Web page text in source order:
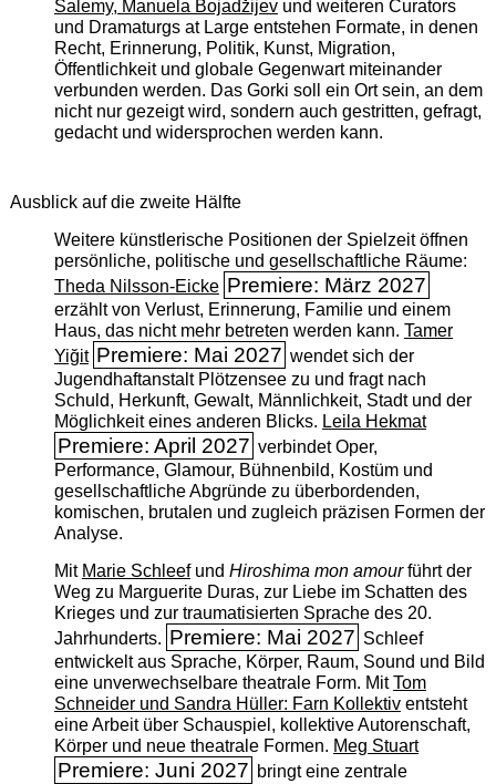
Salemy, Manuela Bojadžijevund weiteren Curators
und Dramaturgs at Large entstehen Formate, in denen
Recht, Erinnerung, Politik, Kunst, Migration,
Öffentlichkeit und globale Gegenwart miteinander
verbunden werden. Das Gorki soll ein Ort sein, an dem
nicht nur gezeigt wird, sondern auch gestritten, gefragt,
gedacht und widersprochen werden kann.
Ausblick auf die zweite Hälfte
Weitere künstlerische Positionen der Spielzeit öffnen
persönliche, politische und gesellschaftliche Räume:
Theda Nilsson-Eicke Premiere: März 2027
erzählt von Verlust, Erinnerung, Familie und einem
Haus, das nicht mehr betreten werden kann. Tamer
Yiğit Premiere: Mai 2027 wendet sich der
Jugendhaftanstalt Plötzensee zu und fragt nach
Schuld, Herkunft, Gewalt, Männlichkeit, Stadt und der
Möglichkeit eines anderen Blicks. Leila Hekmat
Premiere: April 2027 verbindet Oper,
Performance, Glamour, Bühnenbild, Kostüm und
gesellschaftliche Abgründe zu überbordenden,
komischen, brutalen und zugleich präzisen Formen der
Analyse.
Mit Marie Schleefund Hiroshima mon amourführt der
Weg zu Marguerite Duras, zur Liebe im Schatten des
Krieges und zur traumatisierten Sprache des 20.
Jahrhunderts. Premiere: Mai 2027 Schleef
entwickelt aus Sprache, Körper, Raum, Sound und Bild
eine unverwechselbare theatrale Form. MitTom
Schneider und Sandra Hüller: Farn Kollektiventsteht
eine Arbeit über Schauspiel, kollektive Autorenschaft,
Körper und neue theatrale Formen. Meg Stuart
Premiere: Juni 2027 bringt eine zentrale